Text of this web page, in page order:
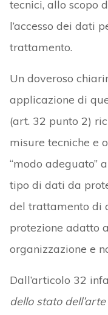
tecnici, allo scopo
l’accesso dei dati
trattamento.
Un doveroso
applicazione di
(art. 32 punto 2)
misure tecniche e
“modo adeguato”
tipo di dati da
del trattamento di
protezione adatto
organizzazione e
Dall’articolo 32
dello stato